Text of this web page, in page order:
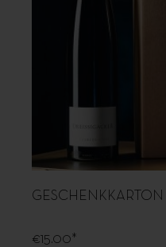
€15.00*